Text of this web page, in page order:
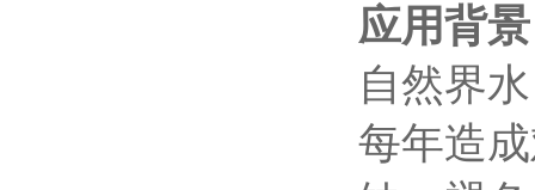
应用背景
自然界
每年造